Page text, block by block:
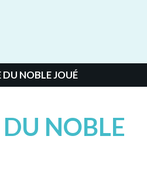
DU NOBLE JOUÉ
NOBLE